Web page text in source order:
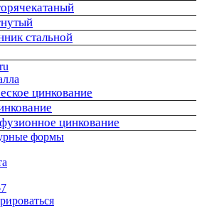
стальной
цинкование
цинкование
формы